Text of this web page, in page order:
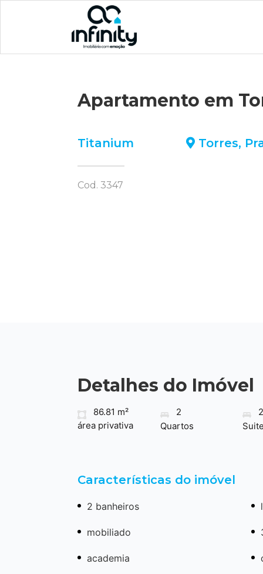
Apartamento em
Titanium Torres,
Cod. 3347
Detalhes do Imóvel
86.81 m²
área privativa
2
Quartos
2
Características do imóvel
2 banheiros
mobiliado
academia